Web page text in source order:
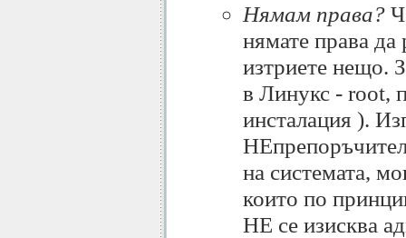
Нямам права?
нямате права
изтриете нещо.
в Линукс - root,
инсталация ).
на системата,
които по
НЕ се изисква